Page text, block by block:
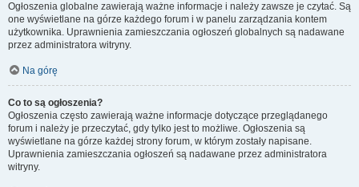
Ogłoszenia globalne zawierają ważne informacje i należy zawsze je czytać. Są
one wyświetlane na górze każdego forum i w panelu zarządzania kontem
użytkownika. Uprawnienia zamieszczania ogłoszeń globalnych są nadawane
przez administratora witryny.
Na górę
Co to są ogłoszenia?
Ogłoszenia często zawierają ważne informacje dotyczące przeglądanego
forum i należy je przeczytać, gdy tylko jest to możliwe. Ogłoszenia są
wyświetlane na górze każdej strony forum, w którym zostały napisane.
Uprawnienia zamieszczania ogłoszeń są nadawane przez administratora
witryny.